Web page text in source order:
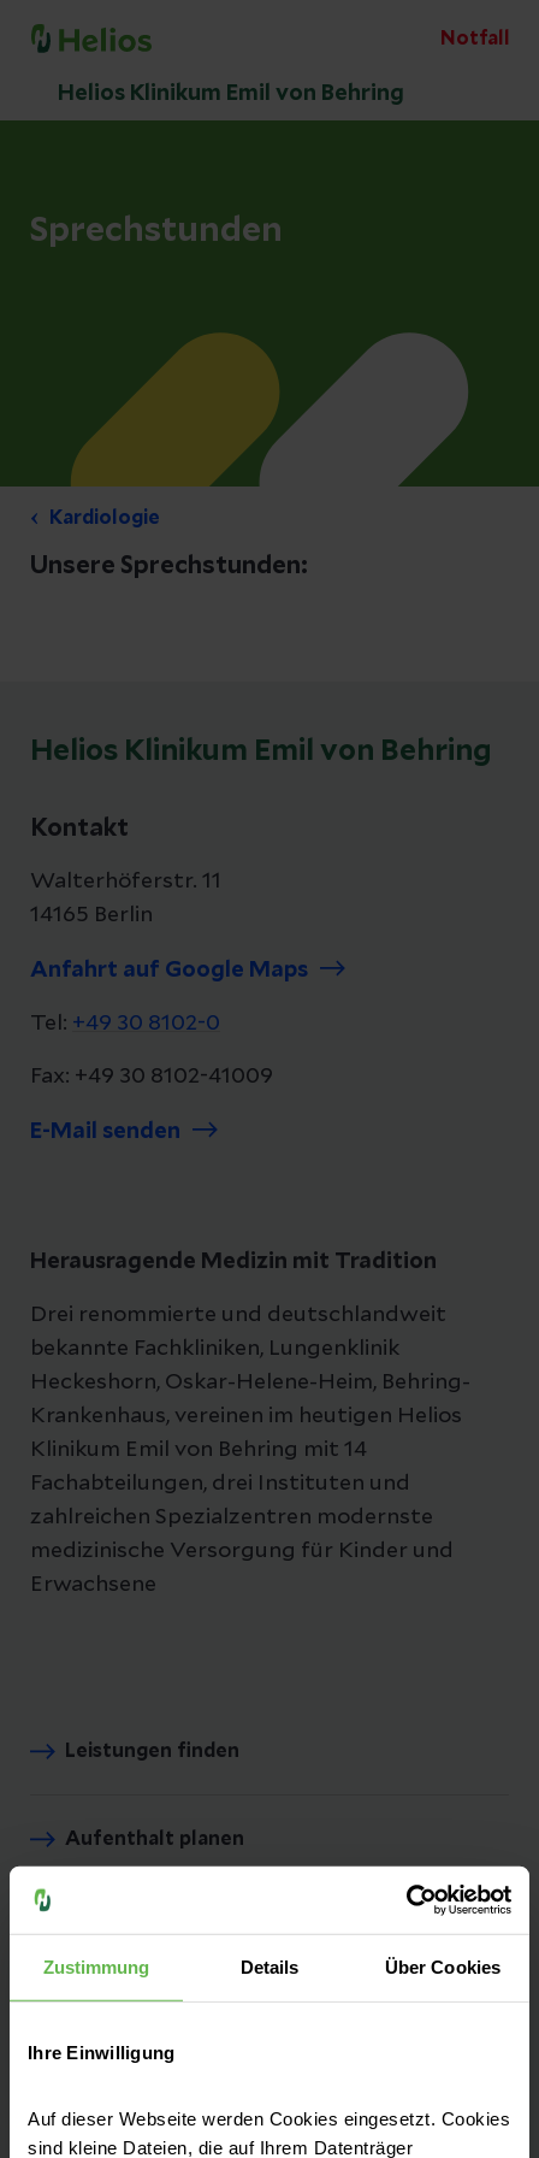
Zustimmung Details Über Cookies
Ihre Einwilligung
Auf dieser Webseite werden Cookies eingesetzt. Cookies
sind kleine Dateien, die auf Ihrem Datenträger
Notfall
Helios Klinikum Emil von Behring
Sprechstunden
Kardiologie
Unsere Sprechstunden:
Helios Klinikum Emil von Behring
Kontakt
Walterhöferstr. 11
14165 Berlin
Anfahrt auf Google Maps
Tel: +49 30 8102-0
Fax: +49 30 8102-41009
E-Mail senden
Herausragende Medizin mit Tradition
Drei renommierte und deutschlandweit
bekannte Fachkliniken, Lungenklinik
Heckeshorn, Oskar-Helene-Heim, Behring-
Krankenhaus, vereinen im heutigen Helios
Klinikum Emil von Behring mit 14
Fachabteilungen, drei Instituten und
zahlreichen Spezialzentren modernste
medizinische Versorgung für Kinder und
Erwachsene
Leistungen finden
Aufenthalt planen